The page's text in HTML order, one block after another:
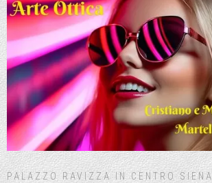
PALAZZO RAVIZZA IN CENTRO SIENA